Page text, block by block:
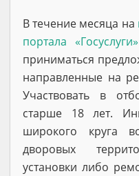
В течение месяца на
портала
приниматься
направленные на
Участвовать в
старше 18 лет.
широкого круга
дворовых
установки либо